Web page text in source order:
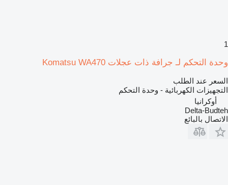
1
وحدة التحكم لـ جرافة ذات عجلات Komatsu WA470
السعر عند الطلب
التجهيزات الكهربائية - وحدة التحكم
أوكرانيا
Delta-Budteh
الاتصال بالبائع